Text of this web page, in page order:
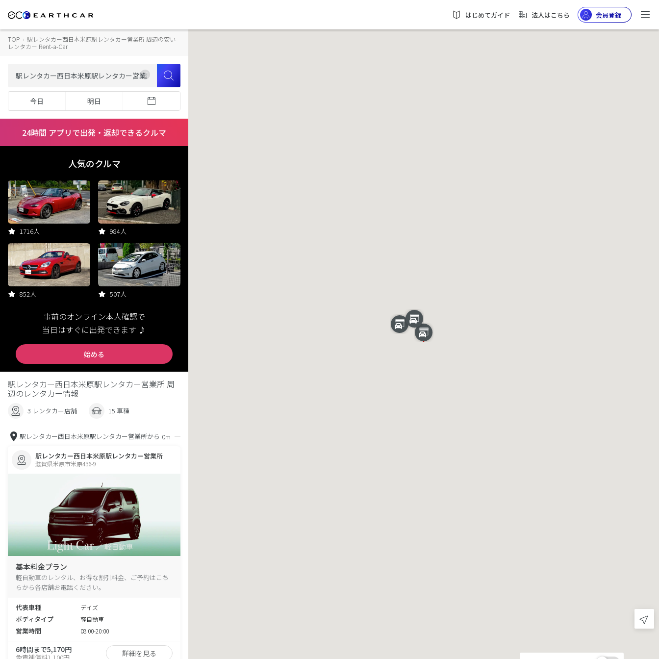
はじめてガイド 法人はこちら 会員登録
TOP › 駅レンタカー西日本米原駅レンタカー営業所 周辺の安い
レンタカー Rent-a-Car
今日 明日
24時間 アプリで出発・返却できるクルマ
人気のクルマ
1716人 984人
852人 507人
事前のオンライン本人確認で
当日はすぐに出発できます ♪
始める
駅レンタカー西日本米原駅レンタカー営業所 周
辺のレンタカー情報
3 レンタカー店舗 15 車種
駅レンタカー西日本米原駅レンタカー営業所から 0m
駅レンタカー西日本米原駅レンタカー営業所
滋賀県米原市米原436-9
基本料金プラン
軽自動車のレンタル、お得な割引料金、ご予約はこち
らから各店舗お電話ください。
代表車種 デイズ
ボディタイプ 軽自動車
営業時間 08:00-20:00
6時間まで5,170円
免責補償料1,100円 詳細を見る